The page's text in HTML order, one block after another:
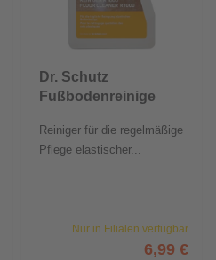
Dr. Schutz
Fußbodenreiniger
Reiniger für die regelmäßige
Pflege elastischer...
Nur in Filialen verfügbar
6,99 €